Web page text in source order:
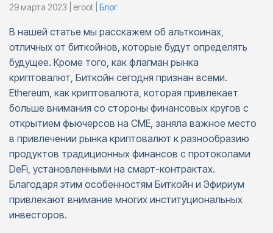
29 марта 2023 | eroot | Блог
В нашей статье мы расскажем об альткоинах,
отличных от биткойнов, которые будут определять
будущее. Кроме того, как флагман рынка
криптовалют, Биткойн сегодня признан всеми.
Ethereum, как криптовалюта, которая привлекает
больше внимания со стороны финансовых кругов с
открытием фьючерсов на CME, заняла важное место
в привлечении рынка криптовалют к разнообразию
продуктов традиционных финансов с протоколами
DeFi, установленными на смарт-контрактах.
Благодаря этим особенностям Биткойн и Эфириум
привлекают внимание многих институциональных
инвесторов.